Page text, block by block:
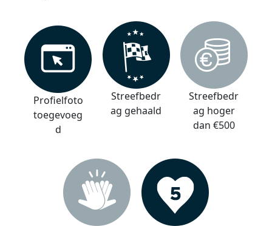
Profielfoto
toegevoeg
d
Streefbedr
ag gehaald
Streefbedr
ag hoger
dan €500